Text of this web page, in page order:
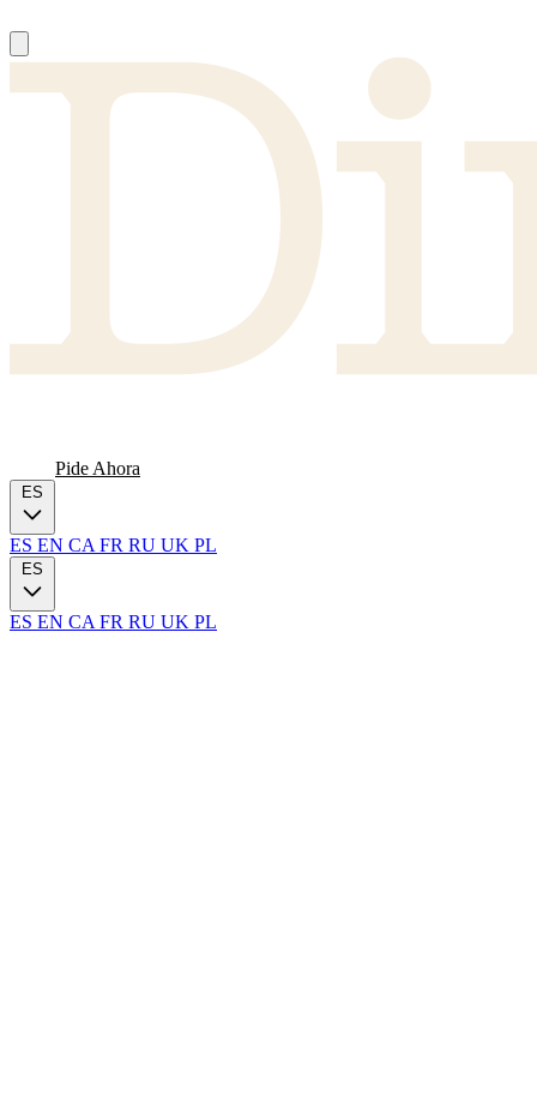
Pide Ahora
ES
ES EN CA FR RU UK PL
ES
ES EN CA FR RU UK PL